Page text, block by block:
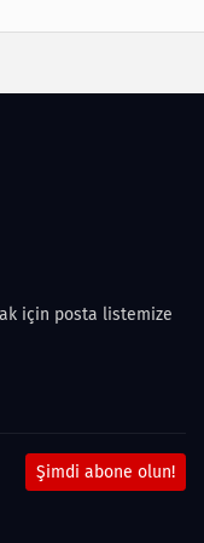
için posta listemize
Şimdi abone olun!